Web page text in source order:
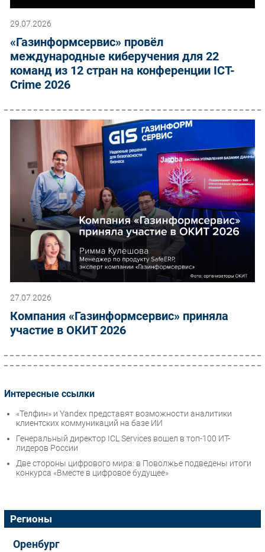
29.07.2026
«Газинформсервис» провёл
международные киберучения для 22
команд из 12 стран на конференции ICT-
Crime 2026
27.07.2026
Компания «Газинформсервис» приняла
участие в ОКИТ 2026
Интересные ссылки
«Телфин» и Yandex представят возможности аналитики
клиентских коммуникаций на базе ИИ
Генеральный директор ICL Services вошел в топ-100 ИТ-
лидеров России
Две стороны цифрового мира: в Поволжье подведены итоги
конкурса «Вместе в цифровое будущее»
Регионы
Оренбург